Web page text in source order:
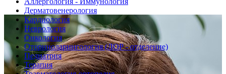
Дерматовенерология
Кардиология
Неврология
Онкология
Оториноларингология (ЛОР - отделение)
Педиатрия
Терапия